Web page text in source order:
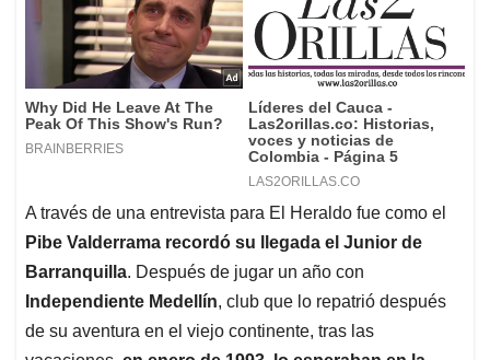
A través de una entrevista para El Heraldo fue como el
Pibe Valderrama recordó su llegada el Junior de
Barranquilla. Después de jugar un año con
Independiente Medellín, club que lo repatrió después
de su aventura en el viejo continente, tras las